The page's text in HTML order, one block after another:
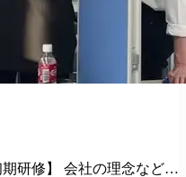
期研修】 会社の理念などの